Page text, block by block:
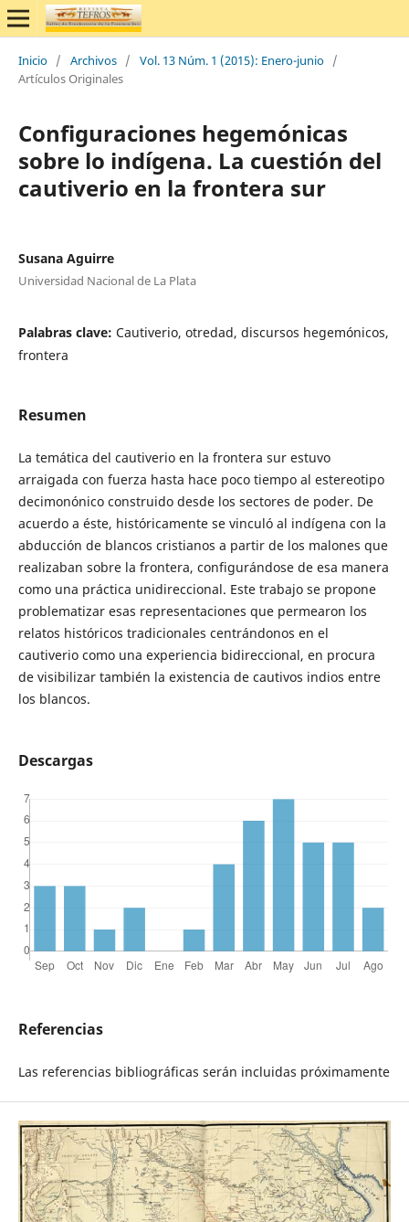
Inicio / Archivos / Vol. 13 Núm. 1 (2015): Enero-junio /
Artículos Originales
Configuraciones hegemónicas
sobre lo indígena. La cuestión del
cautiverio en la frontera sur
Susana Aguirre
Universidad Nacional de La Plata
Palabras clave: Cautiverio, otredad, discursos hegemónicos,
frontera
Resumen
La temática del cautiverio en la frontera sur estuvo
arraigada con fuerza hasta hace poco tiempo al estereotipo
decimonónico construido desde los sectores de poder. De
acuerdo a éste, históricamente se vinculó al indígena con la
abducción de blancos cristianos a partir de los malones que
realizaban sobre la frontera, configurándose de esa manera
como una práctica unidireccional. Este trabajo se propone
problematizar esas representaciones que permearon los
relatos históricos tradicionales centrándonos en el
cautiverio como una experiencia bidireccional, en procura
de visibilizar también la existencia de cautivos indios entre
los blancos.
Descargas
Referencias
Las referencias bibliográficas serán incluidas próximamente